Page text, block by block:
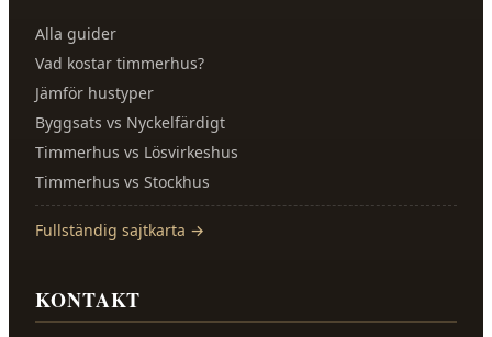
Alla guider
Vad kostar timmerhus?
Jämför hustyper
Byggsats vs Nyckelfärdigt
Timmerhus vs Lösvirkeshus
Timmerhus vs Stockhus
Fullständig sajtkarta →
KONTAKT